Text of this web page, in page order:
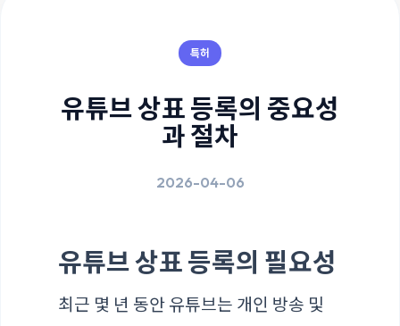
특허
유튜브 상표 등록의 중요성
과 절차
2026-04-06
유튜브 상표 등록의 필요성
최근 몇 년 동안 유튜브는 개인 방송 및